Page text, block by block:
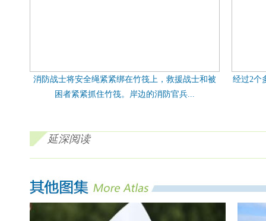
消防战士将安全绳紧紧绑在竹筏上，救援战士和被
困者紧紧抓住竹筏。岸边的消防官兵...
经过2个
延深阅读